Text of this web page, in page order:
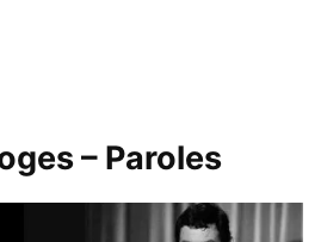
– Paroles